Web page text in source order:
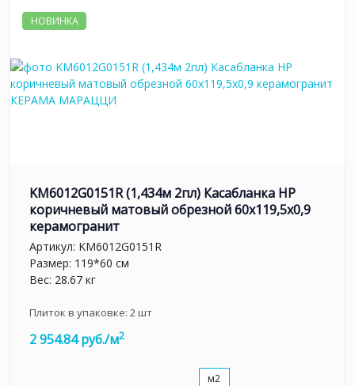
НОВИНКА
KM6012G0151R (1,434м 2пл) Касабланка HP
коричневый матовый обрезной 60x119,5x0,9
керамогранит
Артикул: KM6012G0151R
Размер: 119*60 см
Вес: 28.67 кг
Плиток в упаковке: 2шт
2 954.84 руб./м2
м2